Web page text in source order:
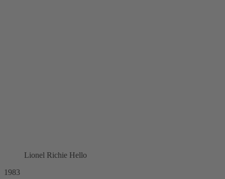
Lionel Richie Hello
1983